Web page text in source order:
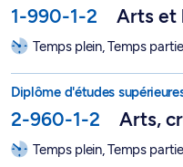
1-990-1-2 Arts et
Temps plein, Temps
Diplôme d'études
2-960-1-2 Arts,
Temps plein, Temps